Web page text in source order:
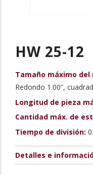
HW 25-12
Tamaño máximo
Redondo 1.00”,
Longitud de pieza
Cantidad máx. de
Tiempo de división:
Detalles e